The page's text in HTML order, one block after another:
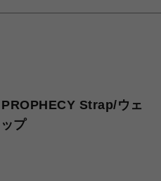
Strap/ウェ
プ